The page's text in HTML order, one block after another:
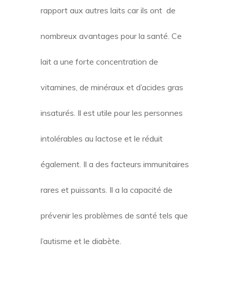
rapport aux autres laits car ils ont de
nombreux avantages pour la santé. Ce
lait a une forte concentration de
vitamines, de minéraux et d’acides gras
insaturés. Il est utile pour les personnes
intolérables au lactose et le réduit
également. Il a des facteurs immunitaires
rares et puissants. Il a la capacité de
prévenir les problèmes de santé tels que
l’autisme et le diabète.